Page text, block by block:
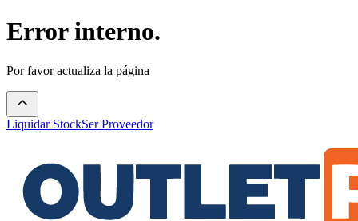
Error interno.
Por favor actualiza la página
Liquidar StockSer Proveedor